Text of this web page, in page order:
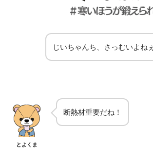
じいちゃんち、さっむいよねぇ
とよくま
断熱材重要だね！